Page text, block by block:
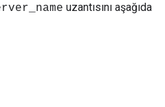
uzantısını aşağıda